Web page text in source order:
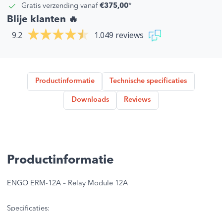
Gratis verzending vanaf €375,00*
Blije klanten 🔥
9.2 1.049 reviews
Productinformatie Technische specificaties
Downloads Reviews
Productinformatie
ENGO ERM-12A – Relay Module 12A
Specificaties: